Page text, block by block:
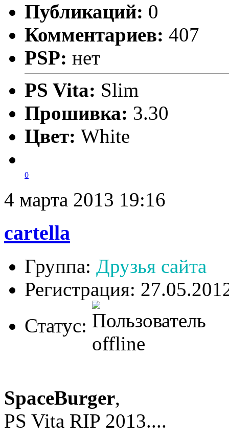
Публикаций: 0
Комментариев: 407
PSP: нет
PS Vita: Slim
Прошивка: 3.30
Цвет: White
0
4 марта 2013 19:16
cartella
Группа: Друзья сайта
Регистрация:
Статус:
SpaceBurger,
PS Vita RIP 2013....